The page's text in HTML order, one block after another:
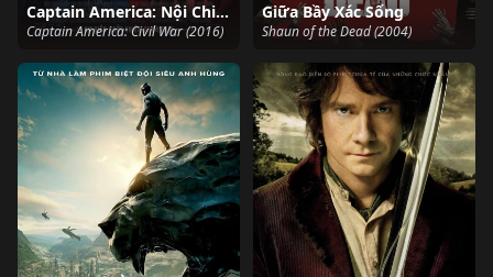
Captain America: Nội Chiến Siêu Anh Hùng
Captain America: Civil War (2016)
Giữa Bầy Xác Sống
Shaun of the Dead (2004)